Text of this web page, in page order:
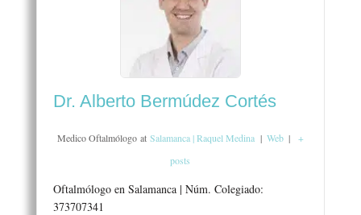
Dr. Alberto Bermúdez Cortés
Medico Oftalmólogo at Salamanca | Raquel Medina | Web |
+
posts
Oftalmólogo en Salamanca | Núm. Colegiado:
373707341